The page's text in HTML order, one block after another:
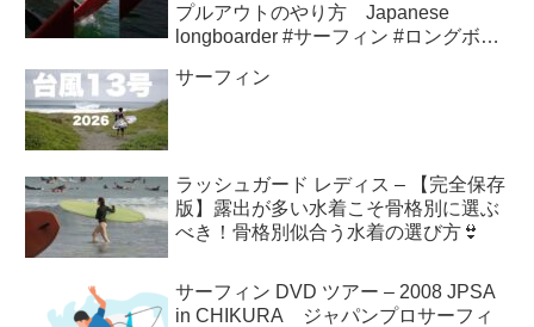
プルアウトのやり方 Japanese
longboarder #サーフィン #ロングボー
サーフィン
ラッシュガード レディス – 【完全保存
版】露出が多い水着こそ骨格別に選ぶ
べき！骨格別似合う水着の選び方👙
サーフィン DVD ツアー – 2008 JPSA
in CHIKURA ジャパンプロサーフィ